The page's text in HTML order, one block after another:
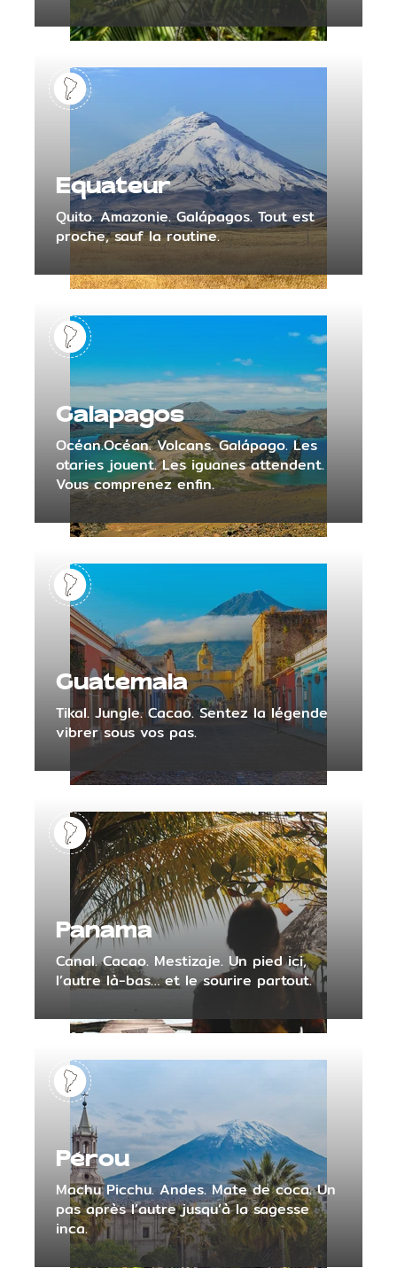
Equateur
Quito. Amazonie. Galápagos. Tout est
proche, sauf la routine.
Galapagos
Océan.Océan. Volcans. Galápago. Les
otaries jouent. Les iguanes attendent.
Vous comprenez enfin.
Guatemala
Tikal. Jungle. Cacao. Sentez la légende
vibrer sous vos pas.
Panama
Canal. Cacao. Mestizaje. Un pied ici,
l’autre là-bas… et le sourire partout.
Pérou
Machu Picchu. Andes. Mate de coca. Un
pas après l’autre jusqu’à la sagesse
inca.